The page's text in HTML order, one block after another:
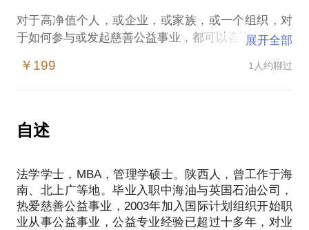
差异；
如何在公益领域就业，甚至进行社会创业；
如何让公益与商业有效结合并产生影响！
对于高净值个人，或企业，或家族，或一个组织，对
于如何参与或发起慈善公益事业，都可以咨询！
员，基金会合规运营，公益人力资源发展，跨界合作
展开全部
￥199 1人约聊过
自述
法学学士，MBA，管理学硕士。陕西人，曾工作于海
南、北上广等地。毕业入职中海油与英国石油公司，
热爱慈善公益事业，2003年加入国际计划组织开始职
业从事公益事业，公益专业经验已超过十多年，对业